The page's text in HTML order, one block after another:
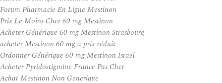
Forum Pharmacie En Ligne Mestinon
Prix Le Moins Cher 60 mg Mestinon
Acheter Générique 60 mg Mestinon Strasbourg
acheter Mestinon 60 mg à prix réduit
Ordonner Générique 60 mg Mestinon Israël
Acheter Pyridostigmine France Pas Cher
Achat Mestinon Non Generique